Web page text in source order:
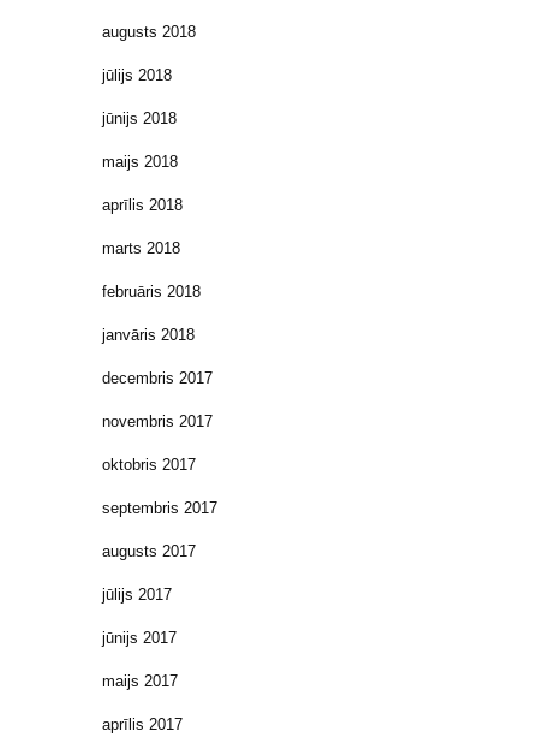
augusts 2018
jūlijs 2018
jūnijs 2018
maijs 2018
aprīlis 2018
marts 2018
februāris 2018
janvāris 2018
decembris 2017
novembris 2017
oktobris 2017
septembris 2017
augusts 2017
jūlijs 2017
jūnijs 2017
maijs 2017
aprīlis 2017